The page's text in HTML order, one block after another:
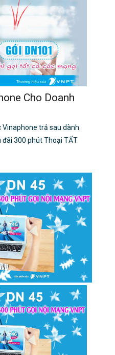
Cho Doanh
Vinaphone trả sau dành
đãi 300 phút Thoại TẤT